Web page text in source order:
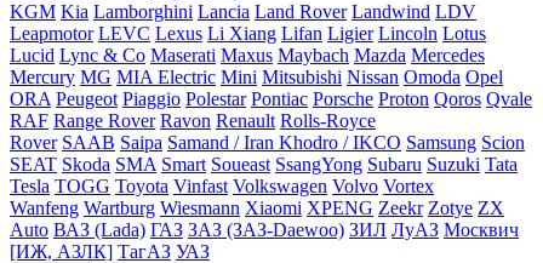
KGM Kia Lamborghini Lancia Land Rover Landwind LDV
Leapmotor LEVC Lexus Li Xiang Lifan Ligier Lincoln Lotus
Lucid Lync & Co Maserati Maxus Maybach Mazda Mercedes
Mercury MG MIA Electric Mini Mitsubishi Nissan Omoda Opel
ORA Peugeot Piaggio Polestar Pontiac Porsche Proton Qoros Qvale
RAF Range Rover Ravon Renault Rolls-Royce
Rover SAAB Saipa Samand / Iran Khodro / IKCO Samsung Scion
SEAT Skoda SMA Smart Soueast SsangYong Subaru Suzuki Tata
Tesla TOGG Toyota Vinfast Volkswagen Volvo Vortex
Wanfeng Wartburg Wiesmann Xiaomi XPENG Zeekr Zotye ZX
Auto ВАЗ (Lada) ГАЗ ЗАЗ (ЗАЗ-Daewoo) ЗИЛ ЛуАЗ Москвич
[ИЖ, АЗЛК] ТагАЗ УАЗ